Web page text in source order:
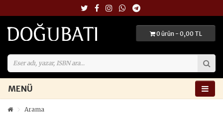
0 ürün - 0,00 TL
MENÜ
Arama